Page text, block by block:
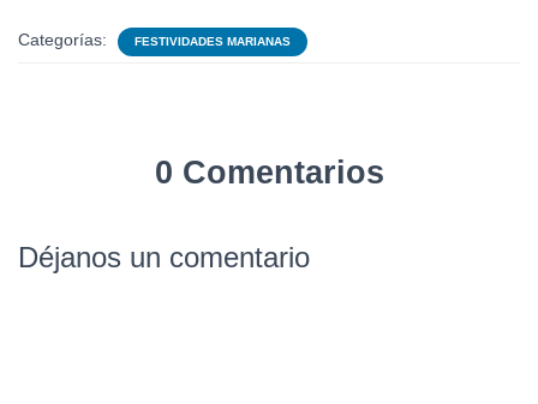
Categorías: FESTIVIDADES MARIANAS
0 Comentarios
Déjanos un comentario